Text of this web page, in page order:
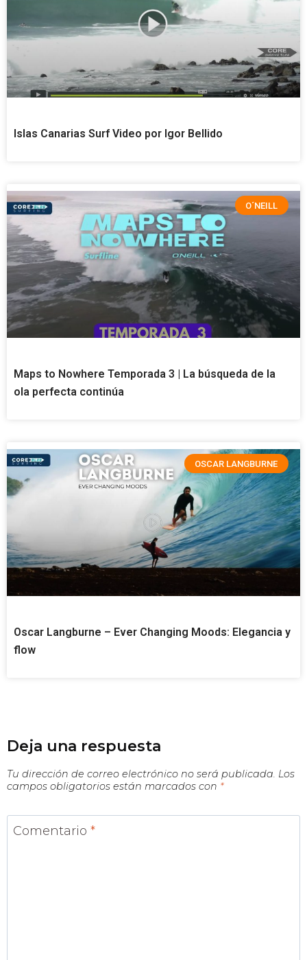
Islas Canarias Surf Video por Igor Bellido
O´NEILL
Maps to Nowhere Temporada 3 | La búsqueda de la
ola perfecta continúa
OSCAR LANGBURNE
Oscar Langburne – Ever Changing Moods: Elegancia y
flow
Deja una respuesta
Tu dirección de correo electrónico no será publicada. Los
campos obligatorios están marcados con *
Comentario *